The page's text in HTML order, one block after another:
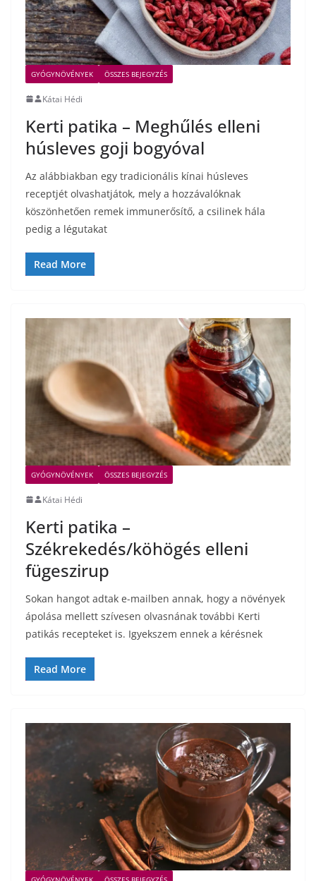
GYÓGYNÖVÉNYEK ÖSSZES BEJEGYZÉS
Kátai Hédi
Kerti patika – Meghűlés elleni
húsleves goji bogyóval
Az alábbiakban egy tradicionális kínai húsleves
receptjét olvashatjátok, mely a hozzávalóknak
köszönhetően remek immunerősítő, a csilinek hála
pedig a légutakat
Read More
GYÓGYNÖVÉNYEK ÖSSZES BEJEGYZÉS
Kátai Hédi
Kerti patika –
Székrekedés/köhögés elleni
fügeszirup
Sokan hangot adtak e-mailben annak, hogy a növények
ápolása mellett szívesen olvasnának további Kerti
patikás recepteket is. Igyekszem ennek a kérésnek
Read More